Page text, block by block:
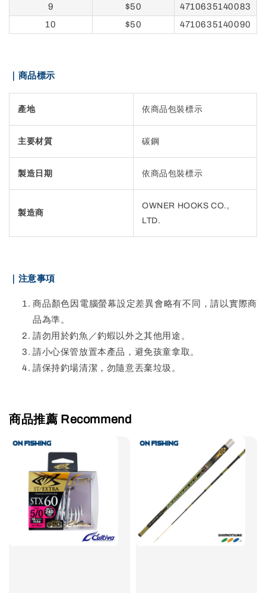
9 $50
4710635140083
10
$50 4710635140090
｜商品標示
產地 依商品包裝標示
主要材質 碳鋼
製造日期 依商品包裝標示
製造商
OWNER HOOKS CO.,
LTD.
｜注意事項
商品顏色因電腦螢幕設定差異會略有不同，請以實際商
品為準。
請勿用於釣魚／釣蝦以外之其他用途。
請小心保管放置本產品，避免孩童拿取。
請保持釣場清潔，勿隨意丟棄垃圾。
商品推薦 Recommend